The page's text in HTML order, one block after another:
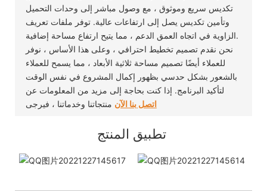
تكديس سريع وموثوق ، مع وصول مباشر إلى وحدات التحميل
وتأمين تكديس يصل إلى ارتفاعات عالية. توفر ملفات تعريف
الزاوية في اتجاه العمق الدعم ، مما يتيح ارتفاع مساحة إضافية.
نحن نقدم تصميم تخطيط احترافي ، وعلى هذا الأساس ، نوفر
للعملاء أيضًا تصميم مساحة ثلاثية الأبعاد ، مما يسمح للعملاء
بالشعور بشكل حدسي بظهور إكمال المشروع في نفس الوقت
لتأكيد البرنامج. إذا كنت بحاجة إلى مزيد من المعلومات عن
اتصل بنا الآن